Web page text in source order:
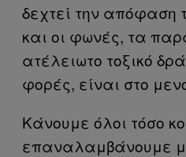
δεχτεί την απόφαση
και οι φωνές, τα
ατέλειωτο τοξικό
φορές, είναι στο
Κάνουμε όλοι τόσο
επαναλαμβάνουμε